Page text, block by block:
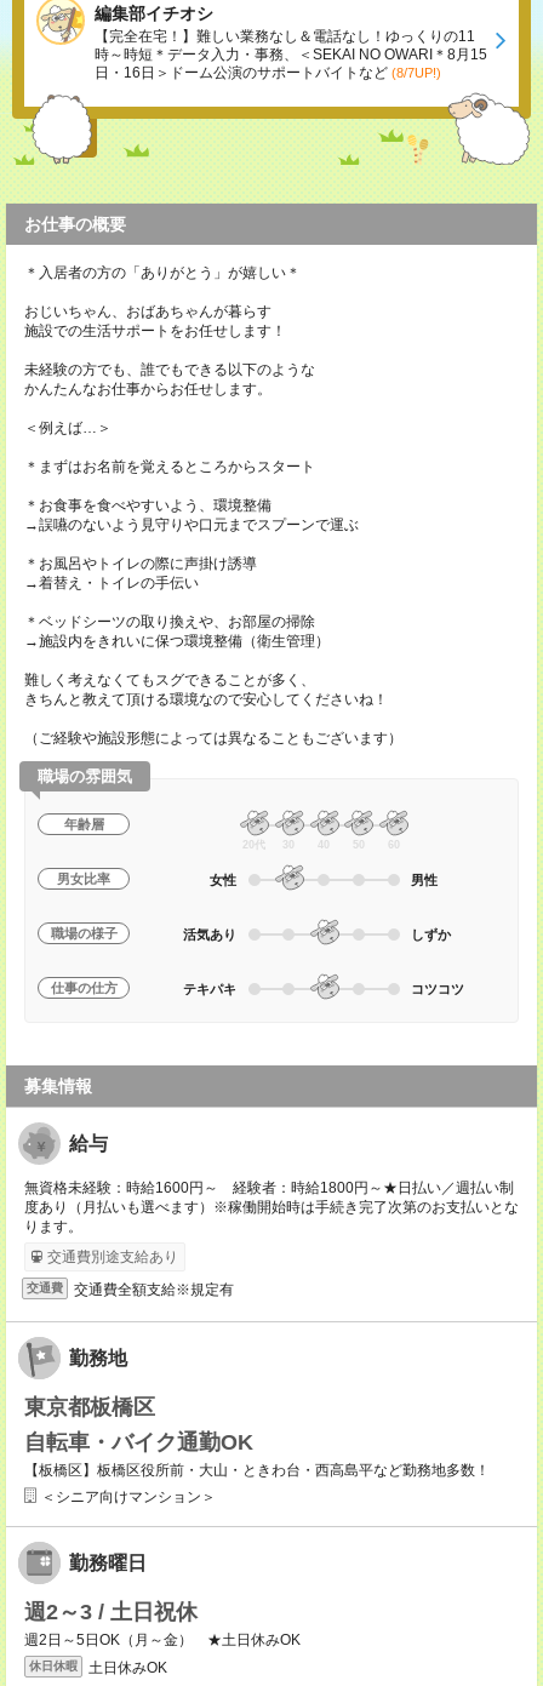
編集部イチオシ
【完全在宅！】難しい業務なし＆電話なし！ゆっくりの11
時～時短＊データ入力・事務、＜SEKAI NO OWARI＊8月15
日・16日＞ドーム公演のサポートバイトなど (8/7UP!)
お仕事の概要
＊入居者の方の「ありがとう」が嬉しい＊
おじいちゃん、おばあちゃんが暮らす
施設での生活サポートをお任せします！
未経験の方でも、誰でもできる以下のような
かんたんなお仕事からお任せします。
＜例えば…＞
＊まずはお名前を覚えるところからスタート
＊お食事を食べやすいよう、環境整備
→誤嚥のないよう見守りや口元までスプーンで運ぶ
＊お風呂やトイレの際に声掛け誘導
→着替え・トイレの手伝い
＊ベッドシーツの取り換えや、お部屋の掃除
→施設内をきれいに保つ環境整備（衛生管理）
難しく考えなくてもスグできることが多く、
きちんと教えて頂ける環境なので安心してくださいね！
（ご経験や施設形態によっては異なることもございます）
職場の雰囲気
年齢層
20代 30 40 50 60
男女比率 女性 男性
職場の様子 活気あり しずか
仕事の仕方 テキパキ コツコツ
募集情報
給与
無資格未経験：時給1600円～ 経験者：時給1800円～★日払い／週払い制
度あり（月払いも選べます）※稼働開始時は手続き完了次第のお支払いとな
ります。
交通費別途支給あり
交通費 交通費全額支給※規定有
勤務地
東京都板橋区
自転車・バイク通勤OK
【板橋区】板橋区役所前・大山・ときわ台・西高島平など勤務地多数！
＜シニア向けマンション＞
勤務曜日
週2～3 / 土日祝休
週2日～5日OK（月～金） ★土日休みOK
休日休暇 土日休みOK